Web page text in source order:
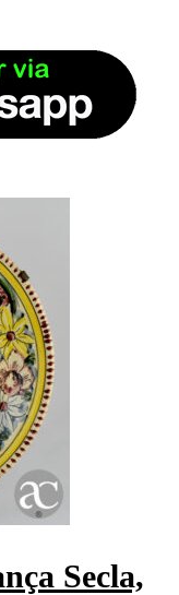
Secla,